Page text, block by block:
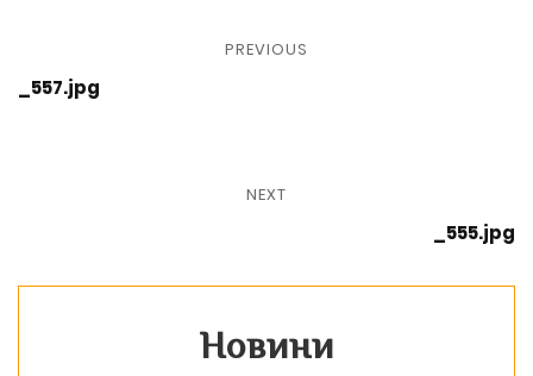
PREVIOUS
_557.jpg
NEXT
_555.jpg
Новини